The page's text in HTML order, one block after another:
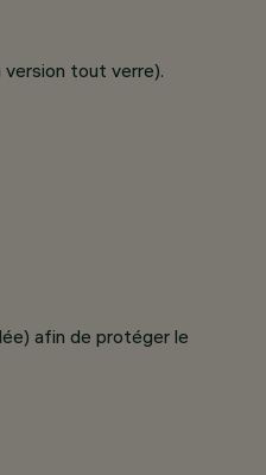
tout verre).
afin de protéger le